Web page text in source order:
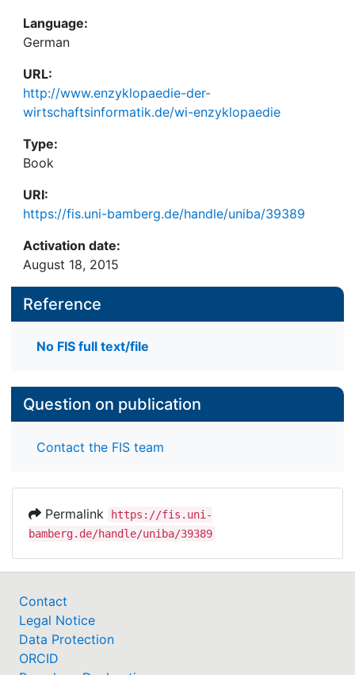
Language:
German
URL:
http://www.enzyklopaedie-der-
wirtschaftsinformatik.de/wi-enzyklopaedie
Type:
Book
URI:
https://fis.uni-bamberg.de/handle/uniba/39389
Activation date:
August 18, 2015
Reference
No FIS full text/file
Question on publication
Contact the FIS team
Permalink
https://fis.uni-
bamberg.de/handle/uniba/39389
Contact
Legal Notice
Data Protection
ORCID